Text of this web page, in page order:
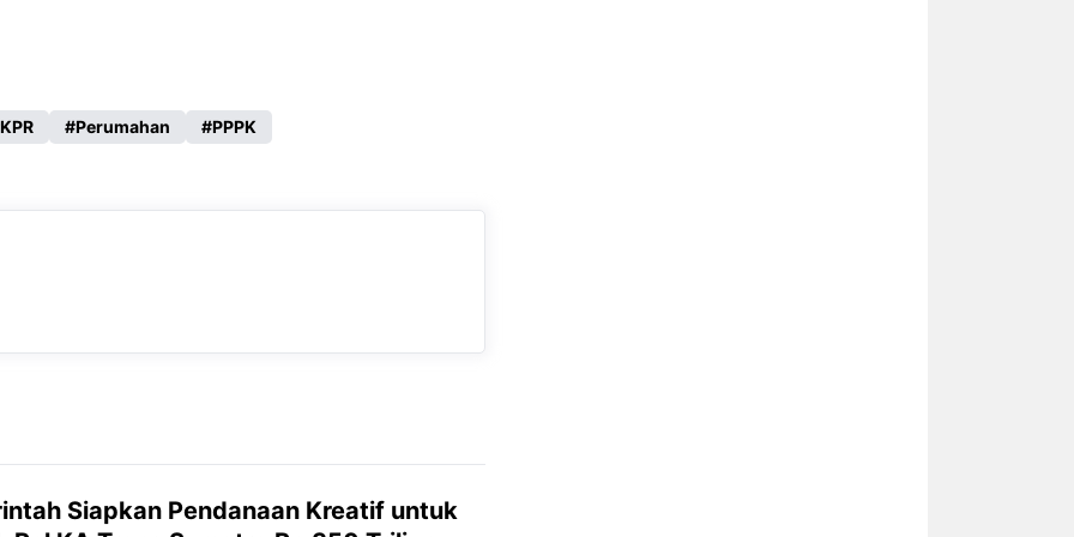
KPR Perumahan PPPK
Siapkan Pendanaan Kreatif untuk